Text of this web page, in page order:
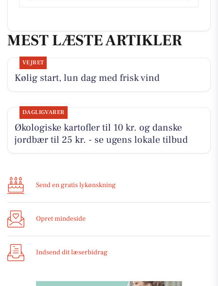
MEST LÆSTE ARTIKLER
VEJRET
Kølig start, lun dag med frisk vind
DAGLIGVARER
Økologiske kartofler til 10 kr. og danske
jordbær til 25 kr. - se ugens lokale tilbud
Send en gratis lykønskning
Opret mindeside
Indsend dit læserbidrag